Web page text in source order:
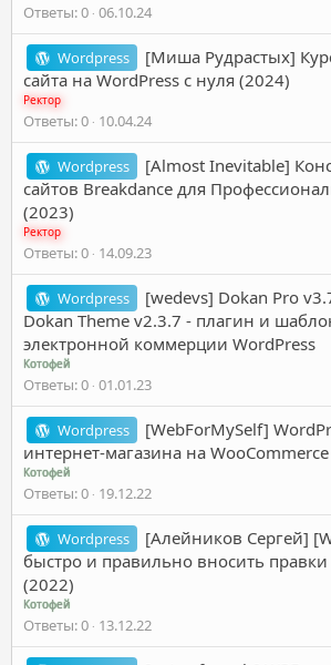
Ответы 0 06.10.24
Wordpress
[Миша Рудрастых]
сайта на WordPress с нуля (2024)
Ректор
Ответы 0 10.04.24
Wordpress
[Almost Inevitable]
сайтов Breakdance для
(2023)
Ректор
Ответы 0 14.09.23
Wordpress
[wedevs] Dokan Pro
Dokan Theme v2.3.7 - плагин и
электронной коммерции WordPress
Котофей
Ответы 0 01.01.23
Wordpress
[WebForMySelf]
интернет-магазина на WooCommerce
Котофей
Ответы 0 19.12.22
Wordpress
[Алейников Сергей]
быстро и правильно вносить правки
(2022)
Котофей
Ответы 0 13.12.22